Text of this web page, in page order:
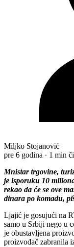
Miljko Stojanović
pre 6 godina · 1 min
Mnistar trgovine,
je isporuku 10
rekao da će se ove
dinara po komadu,
Ljajić je gosujući na
samo u Srbiji nego u
je obustavljena
proizvođač zabranila